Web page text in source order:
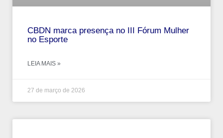
CBDN marca presença no III Fórum Mulher
no Esporte
LEIA MAIS »
27 de março de 2026